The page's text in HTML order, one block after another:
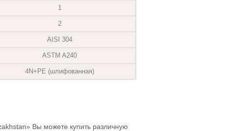
1
2
AISI 304
ASTM A240
4N+PE (шлифованная)
Вы можете купить различную